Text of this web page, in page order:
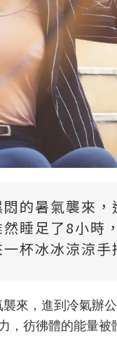
的暑氣襲來
睡足了8小時
杯冰冰涼涼
來，進到冷氣辦
，彷彿體的能量